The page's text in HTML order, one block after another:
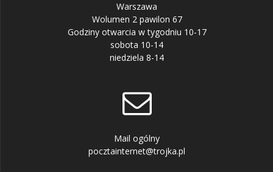
Warszawa
Wolumen 2 pawilon 67
Godziny otwarcia w tygodniu 10-17
sobota 10-14
niedziela 8-14
Mail ogólny
pocztainternet@trojka.pl